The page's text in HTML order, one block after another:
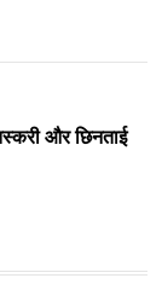
और छिनताई